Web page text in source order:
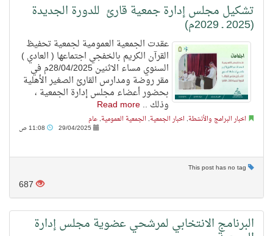
تشكيل مجلس إدارة جمعية قارئ للدورة الجديدة
(2025 ـ 2029م)
عقدت الجمعية العمومية لجمعية تحفيظ
القرآن الكريم بالخفجي اجتماعها ( العادي )
السنوي مساء الاثنين 28/04/2025م في
مقر روضة ومدارس القارئ الصغير الأهلية
بحضور أعضاء مجلس إدارة الجمعية ،
وذلك ..Read more
اخبار البرامج والأنشطة, اخبار الجمعية, الجمعية العمومية, عام
29/04/2025
687
البرنامج الانتخابي لمرشحي عضوية مجلس إدارة